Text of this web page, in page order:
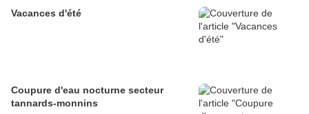
Vacances d'été
Coupure d'eau nocturne secteur
tannards-monnins